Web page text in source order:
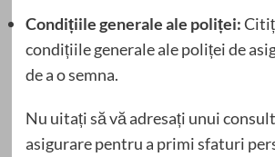
Condițiile generale ale poliței:
condițiile generale ale poliței de
de a o semna.
Nu uitați să vă adresați unui
asigurare pentru a primi sfaturi